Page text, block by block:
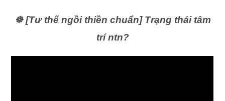
☸️ [Tư thế ngồi thiền chuẩn] Trạng thái tâm
trí ntn?